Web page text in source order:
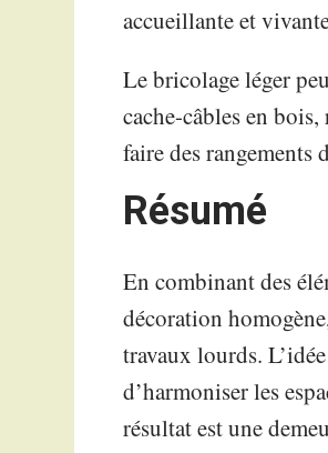
accueillante et
Le bricolage léger
cache-câbles en
faire des rangements
Résumé
En combinant des
décoration
travaux lourds.
d’harmoniser les
résultat est une